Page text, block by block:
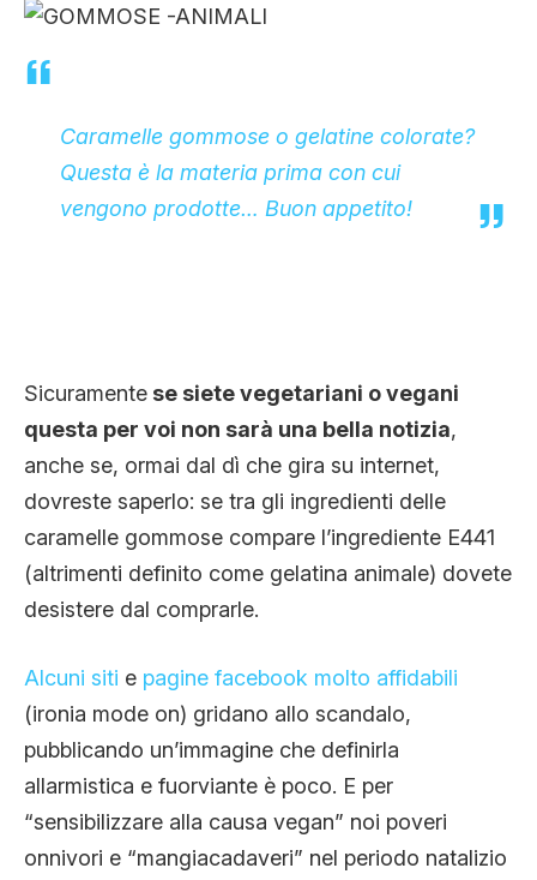
EDITORIALI
TRUFFE E SOCIAL NETWORK
CHI SIAMO
Caramelle gommose o gelatine colorate?
Questa è la materia prima con cui
vengono prodotte… Buon appetito!
Sicuramente se siete vegetariani o vegani
questa per voi non sarà una bella notizia,
anche se, ormai dal dì che gira su internet,
dovreste saperlo: se tra gli ingredienti delle
caramelle gommose compare l’ingrediente E441
(altrimenti definito come gelatina animale) dovete
desistere dal comprarle.
Alcuni siti e pagine facebook molto affidabili
(ironia mode on) gridano allo scandalo,
pubblicando un’immagine che definirla
allarmistica e fuorviante è poco. E per
“sensibilizzare alla causa vegan” noi poveri
onnivori e “mangiacadaveri” nel periodo natalizio